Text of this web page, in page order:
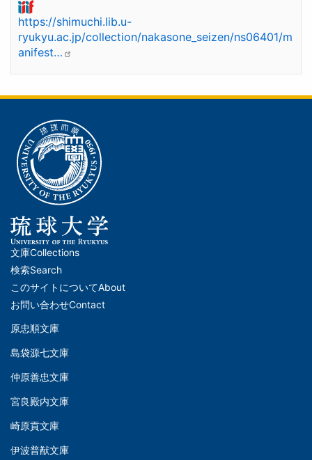
https://shimuchi.lib.u-
ryukyu.ac.jp/collection/nakasone_seizen/ns06401/m
anifest…
メ
イ
ン
ナ
ビ
ー
シ
ョ
ン
文庫Collections
検索Search
このサイトについてAbout
お問い合わせContact
文
(Left)
原忠順文庫
島袋源七文庫
仲原善忠文庫
文
宮良殿内文庫
崎原貢文庫
伊波普猷文庫